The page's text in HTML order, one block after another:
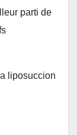
parti de
liposuccion